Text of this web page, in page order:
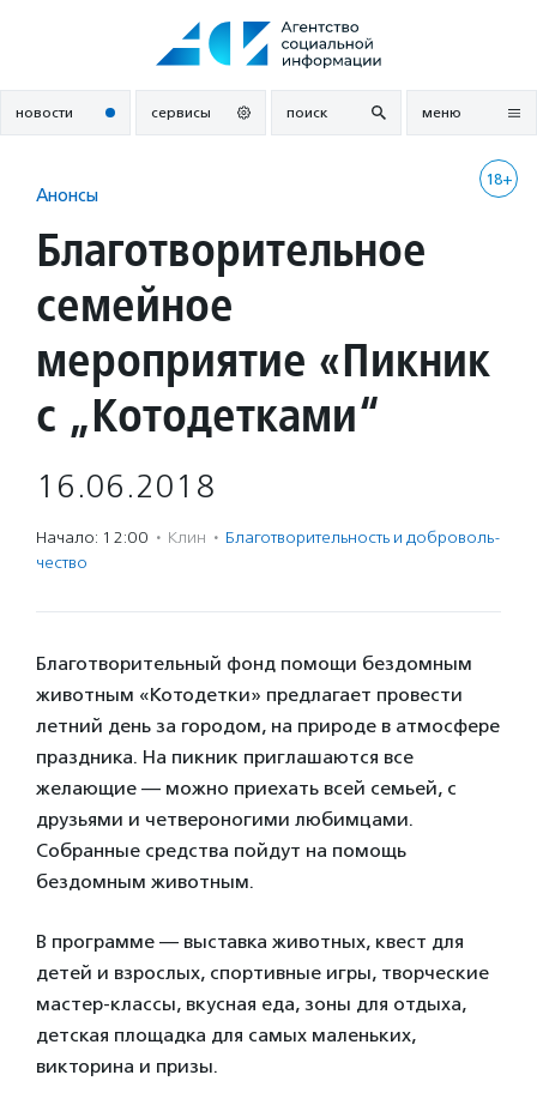
новости сервисы поиск меню
18+
Анонсы
Благотворительное
семейное
мероприятие «Пикник
с „Котодетками“
16.06.2018
Начало: 12:00 · Клин · Благотвори­тель­ность и доброволь­
чест­во
Благотворительный фонд помощи бездомным
животным «Котодетки» предлагает провести
летний день за городом, на природе в атмосфере
праздника. На пикник приглашаются все
желающие — можно приехать всей семьей, с
друзьями и четвероногими любимцами.
Собранные средства пойдут на помощь
бездомным животным.
В программе — выставка животных, квест для
детей и взрослых, спортивные игры, творческие
мастер-классы, вкусная еда, зоны для отдыха,
детская площадка для самых маленьких,
викторина и призы.